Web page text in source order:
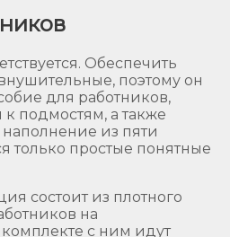
Обеспечить
поэтому он
для работников,
подмостям, а также
из пяти
только простые понятные
состоит из плотного
на
с ним идут